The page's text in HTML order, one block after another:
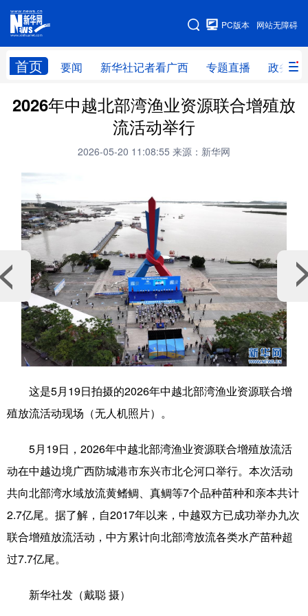
网站无障碍
PC版本
首页 要闻 新华社记者看广西 专题直播 政务信
网站地图
广西频道
新华社记者 专题直播
新华网导航
学习进行时 高层
国际 财经 网评 港澳
台湾 思客智库 全球连线 教育
科技 科普 体育 文化
健康 军事 访谈 视频
图片 中央文件 金融 汽车
食品 人居
溯源中国 城市 旅游 能源
会展 彩票 娱乐 时尚
悦读 公益 一带一路
亚太网 上市公司 文化产业
地方频道
2026年中越北部湾渔业资源联合增殖放
流活动举行
2026-05-20 11:08:55 来源：新华网
这是5月19日拍摄的2026年中越北部湾渔业资源联合增
殖放流活动现场（无人机照片）。
5月19日，2026年中越北部湾渔业资源联合增殖放流活
动在中越边境广西防城港市东兴市北仑河口举行。本次活动
共向北部湾水域放流黄鳍鲷、真鲷等7个品种苗种和亲本共计
2.7亿尾。据了解，自2017年以来，中越双方已成功举办九次
联合增殖放流活动，中方累计向北部湾放流各类水产苗种超
过7.7亿尾。
新华社发（戴聪 摄）